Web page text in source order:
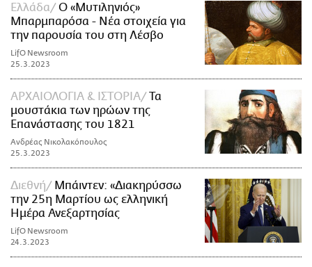
Ελλάδα
O «Μυτιληνιός»
Μπαρμπαρόσα - Νέα στοιχεία για
την παρουσία του στη Λέσβο
LifO Newsroom
25.3.2023
ΑΡΧΑΙΟΛΟΓΙΑ & ΙΣΤΟΡΙΑ
Τα
μουστάκια των ηρώων της
Επανάστασης του 1821
Ανδρέας Νικολακόπουλος
25.3.2023
Διεθνή
Μπάιντεν: «Διακηρύσσω
την 25η Μαρτίου ως ελληνική
Ημέρα Ανεξαρτησίας
LifO Newsroom
24.3.2023